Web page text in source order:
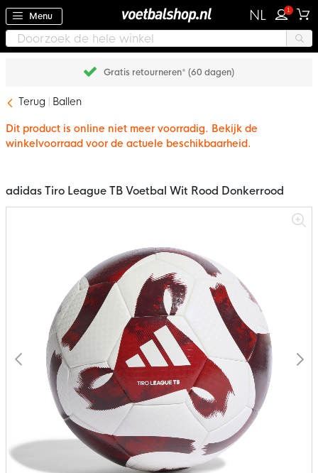
Menu NL 1
Gratis retourneren* (60 dagen)
Terug Ballen
Dit product is online niet meer voorradig. Bekijk de
winkelvoorraad voor de actuele beschikbaarheid.
adidas Tiro League TB Voetbal Wit Rood Donkerrood